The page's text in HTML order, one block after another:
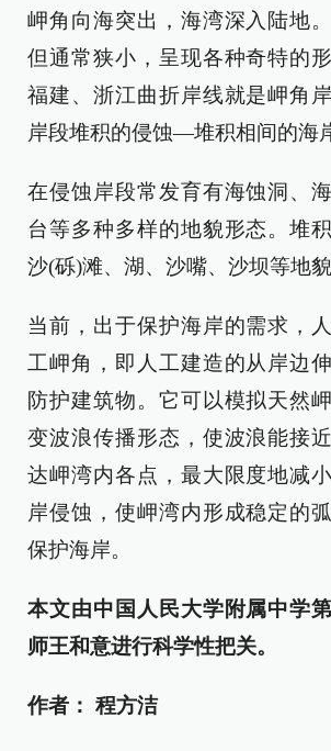
岬角向海突出，海湾深入陆地
但通常狭小，呈现各种奇特的
福建、浙江曲折岸线就是岬角
岸段堆积的侵蚀—堆积相间的海
在侵蚀岸段常发育有海蚀洞、
台等多种多样的地貌形态。堆
沙(砾)滩、湖、沙嘴、沙坝等地貌
当前，出于保护海岸的需求，
工岬角，即人工建造的从岸边
防护建筑物。它可以模拟天然
变波浪传播形态，使波浪能接
达岬湾内各点，最大限度地减
岸侵蚀，使岬湾内形成稳定的
保护海岸。
本文由中国人民大学附属中学
师王和意进行科学性把关。
作者： 程方洁